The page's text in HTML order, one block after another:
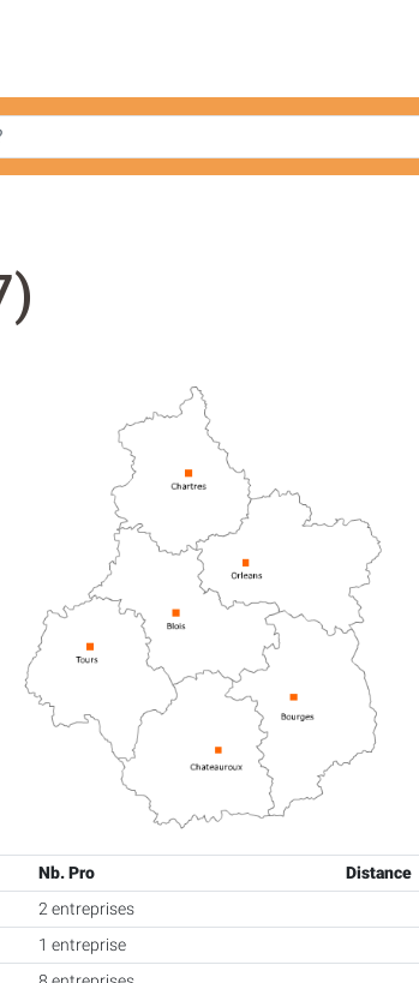
Nb. Pro
Distance
2 entreprises
1 entreprise